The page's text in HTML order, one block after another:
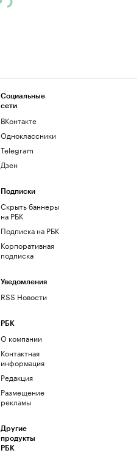
Социальные
сети
ВКонтакте
Одноклассники
Telegram
Дзен
Подписки
Скрыть баннеры
на РБК
Подписка на РБК
Корпоративная
подписка
Уведомления
RSS Новости
РБК
О компании
Контактная
информация
Редакция
Размещение
рекламы
Другие
продукты
РБК